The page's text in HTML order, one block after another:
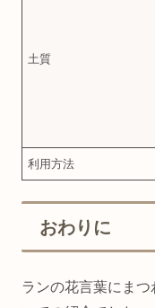
土質
利用方法
おわりに
ランの花言葉にま